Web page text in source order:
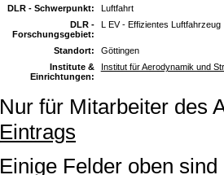
DLR - Schwerpunkt:
Luftfahrt
DLR -
Forschungsgebiet:
L EV - Effizientes Luftfahrzeug
Standort:
Göttingen
Institute &
Einrichtungen:
Institut für Aerodynamik und
Nur für Mitarbeiter des
Eintrags
Einige Felder oben